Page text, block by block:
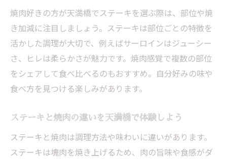
天満橋でチェックしたい焼肉とステーキの
新メニュー
ステーキ好き必見の天満橋エリアおすすめ
情報
グルメ巡りが楽しくなる天満橋の焼肉最新
天満橋駅で焼肉とステーキをより楽しむた
めの最新ヒント
焼肉好きの方が天満橋でステーキを選ぶ際は、部位や焼
き加減に注目しましょう。ステーキは部位ごとの特徴を
活かした調理が大切で、例えばサーロインはジューシー
さ、ヒレは柔らかさが魅力です。焼肉感覚で複数の部位
をシェアして食べ比べるのもおすすめ。自分好みの味や
食べ方を見つける楽しみがあります。
ステーキと焼肉の違いを天満橋で体験しよう
ステーキと焼肉は調理方法や味わいに違いがあります。
ステーキは塊肉を焼き上げるため、肉の旨味や食感がダ